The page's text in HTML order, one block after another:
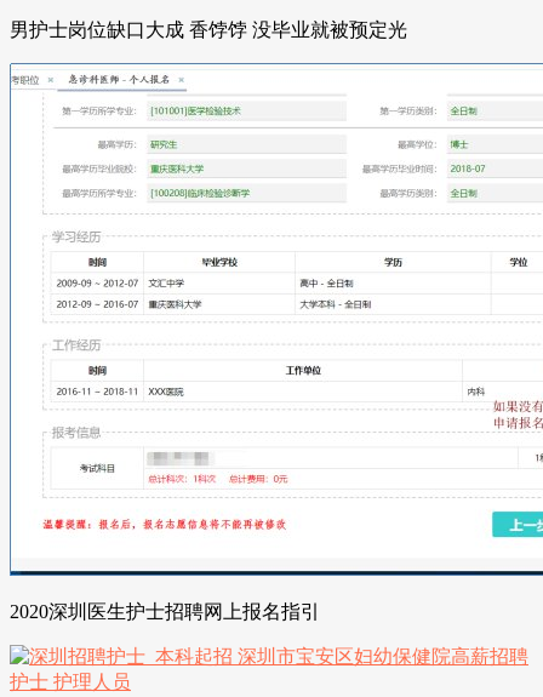
男护士岗位缺口大成 香饽饽 没毕业就被预定光
2020深圳医生护士招聘网上报名指引